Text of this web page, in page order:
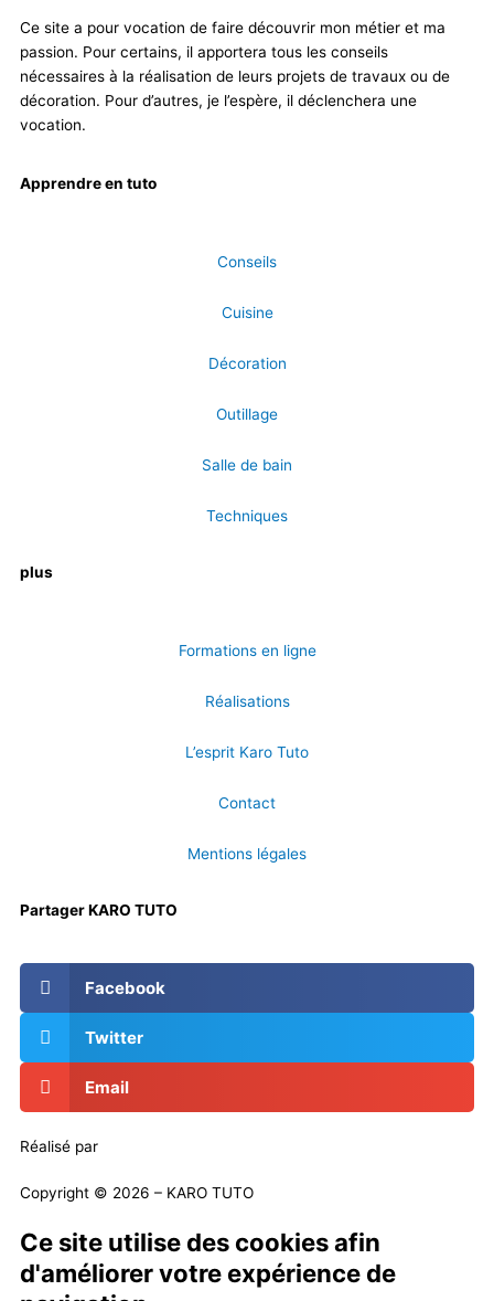
Ce site a pour vocation de faire découvrir mon métier et ma
passion. Pour certains, il apportera tous les conseils
nécessaires à la réalisation de leurs projets de travaux ou de
décoration. Pour d’autres, je l’espère, il déclenchera une
vocation.
Apprendre en tuto
Conseils
Cuisine
Décoration
Outillage
Salle de bain
Techniques
plus
Formations en ligne
Réalisations
L’esprit Karo Tuto
Contact
Mentions légales
Partager KARO TUTO
Facebook
Twitter
Email
Réalisé par
Copyright © 2026 – KARO TUTO
Ce site utilise des cookies afin
d'améliorer votre expérience de